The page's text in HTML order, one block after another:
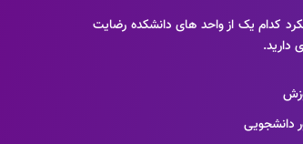
کدام یک از واحد های دانشکده رضایت
دارید.
دانشجویی